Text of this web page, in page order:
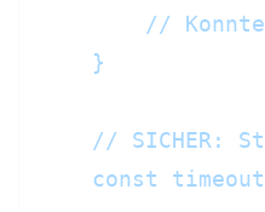
//
    }
// SICHER:
const